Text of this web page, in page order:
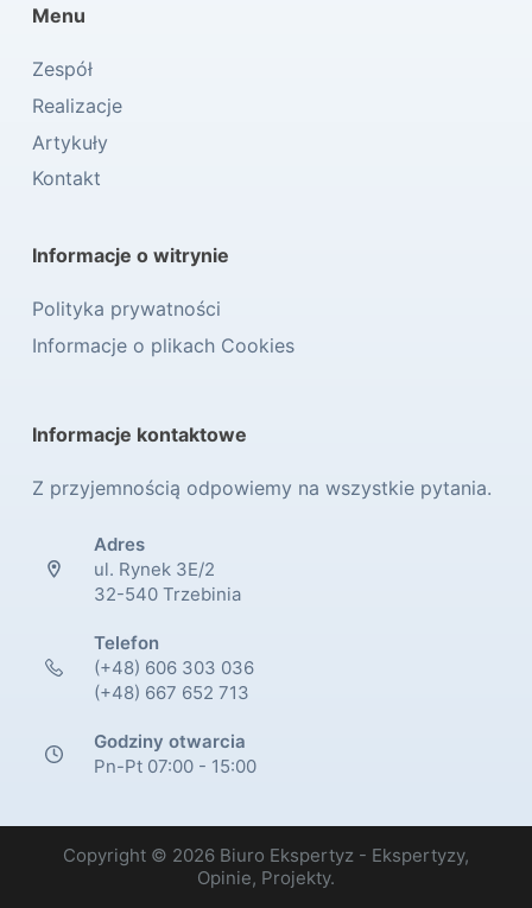
Menu
Zespół
Realizacje
Artykuły
Kontakt
Informacje o witrynie
Polityka prywatności
Informacje o plikach Cookies
Informacje kontaktowe
Z przyjemnością odpowiemy na wszystkie pytania.
Adres
ul. Rynek 3E/2
32-540 Trzebinia
Telefon
(+48) 606 303 036
(+48) 667 652 713
Godziny otwarcia
Pn-Pt 07:00 - 15:00
Copyright © 2026 Biuro Ekspertyz - Ekspertyzy,
Opinie, Projekty.